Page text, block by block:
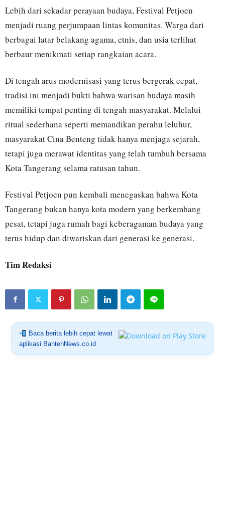
Lebih dari sekadar perayaan budaya, Festival Petjoen
menjadi ruang perjumpaan lintas komunitas. Warga dari
berbagai latar belakang agama, etnis, dan usia terlihat
berbaur menikmati setiap rangkaian acara.
Di tengah arus modernisasi yang terus bergerak cepat,
tradisi ini menjadi bukti bahwa warisan budaya masih
memiliki tempat penting di tengah masyarakat. Melalui
ritual sederhana seperti memandikan perahu leluhur,
masyarakat Cina Benteng tidak hanya menjaga sejarah,
tetapi juga merawat identitas yang telah tumbuh bersama
Kota Tangerang selama ratusan tahun.
Festival Petjoen pun kembali menegaskan bahwa Kota
Tangerang bukan hanya kota modern yang berkembang
pesat, tetapi juga rumah bagi keberagaman budaya yang
terus hidup dan diwariskan dari generasi ke generasi.
Tim Redaksi
Baca berita lebih cepat lewat
aplikasi BantenNews.co.id